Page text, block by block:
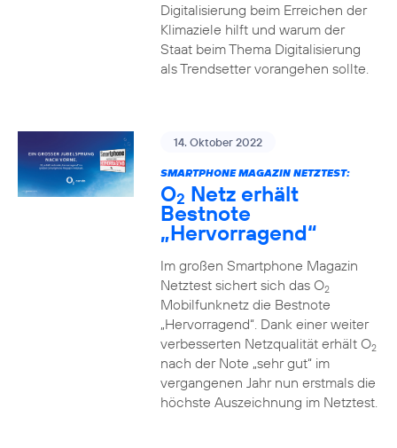
Digitalisierung beim Erreichen der
Klimaziele hilft und warum der
Staat beim Thema Digitalisierung
als Trendsetter vorangehen sollte.
14. Oktober 2022
SMARTPHONE MAGAZIN NETZTEST:
O2 Netz erhält
Bestnote
„Hervorragend“
Im großen Smartphone Magazin
Netztest sichert sich das O2
Mobilfunknetz die Bestnote
„Hervorragend“. Dank einer weiter
verbesserten Netzqualität erhält O2
nach der Note „sehr gut“ im
vergangenen Jahr nun erstmals die
höchste Auszeichnung im Netztest.